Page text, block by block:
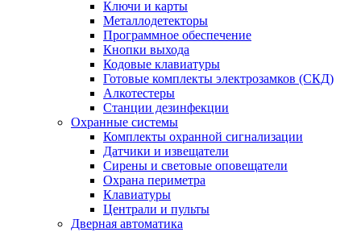
Ключи и карты
Металлодетекторы
Программное обеспечение
Кнопки выхода
Кодовые клавиатуры
Готовые комплекты электрозамков (СКД)
Алкотестеры
Станции дезинфекции
Охранные системы
Комплекты охранной сигнализации
Датчики и извещатели
Сирены и световые оповещатели
Охрана периметра
Клавиатуры
Централи и пульты
Дверная автоматика